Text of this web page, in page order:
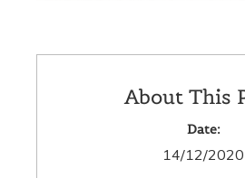
About This
Date:
14/12/2020